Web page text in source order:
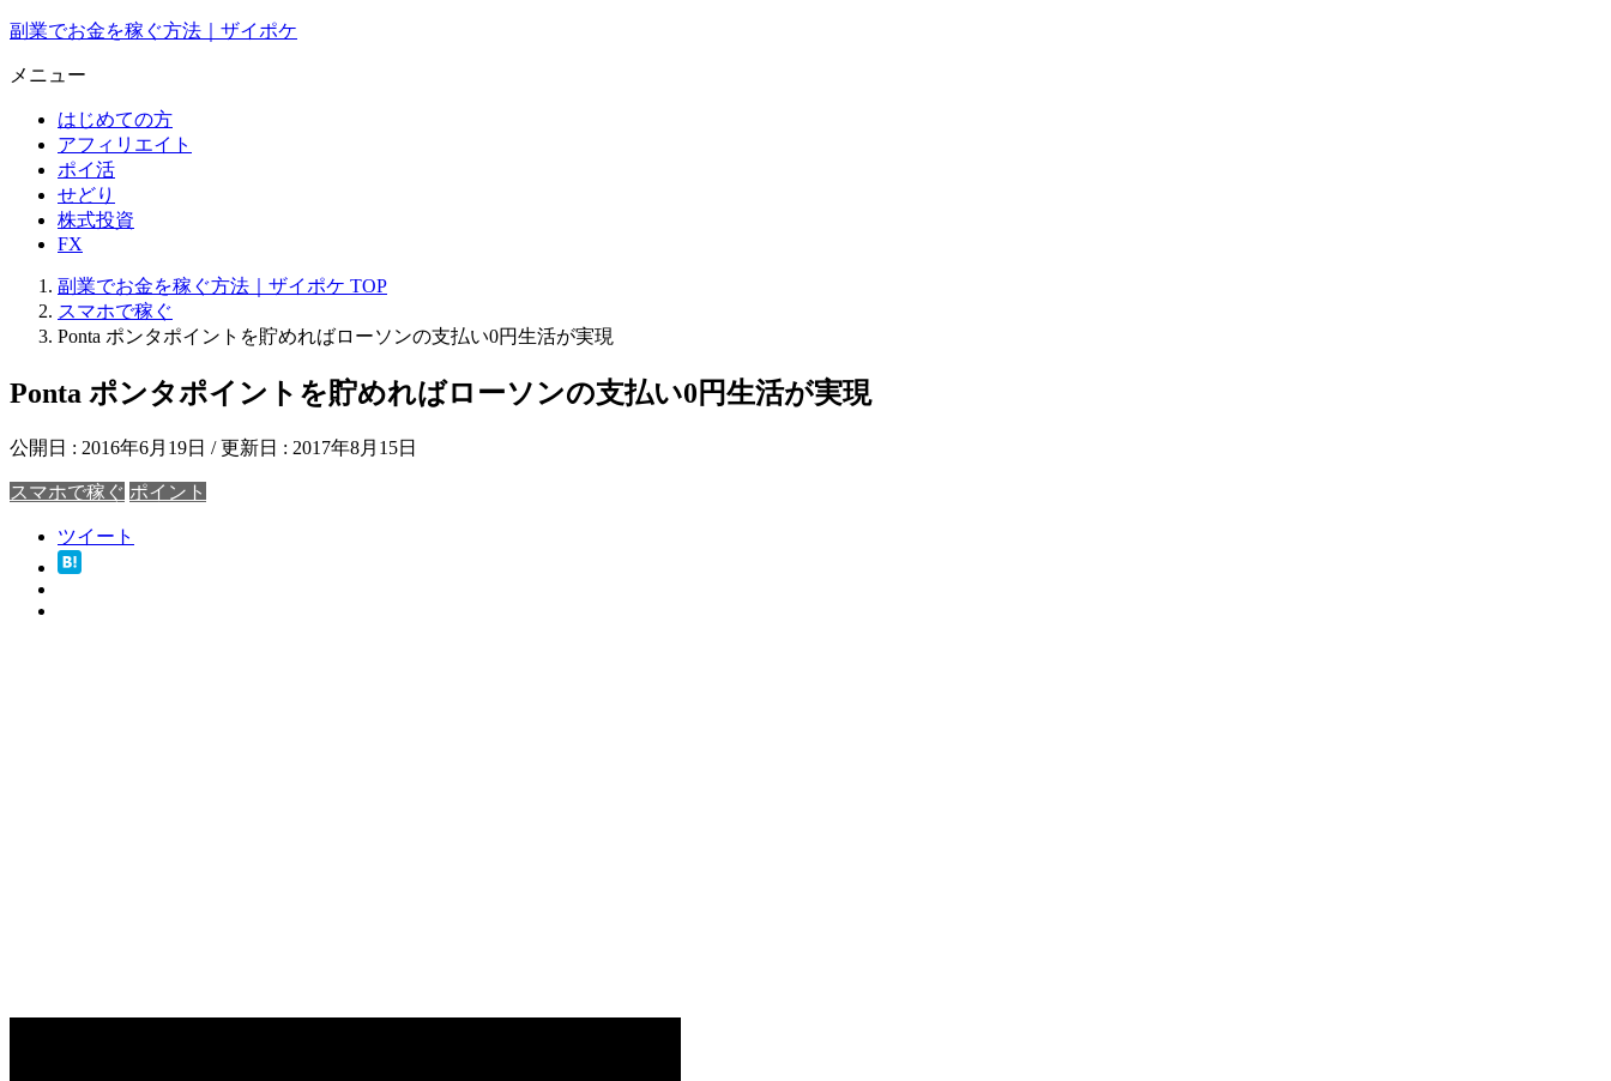
副業でお金を稼ぐ方法｜ザイポケ
メニュー
はじめての方
アフィリエイト
ポイ活
せどり
株式投資
FX
副業でお金を稼ぐ方法｜ザイポケ TOP
スマホで稼ぐ
Ponta ポンタポイントを貯めればローソンの支払い0円生活が実現
Ponta ポンタポイントを貯めればローソンの支払い0円生活が実現
公開日 : 2016年6月19日 / 更新日 : 2017年8月15日
スマホで稼ぐ ポイント
ツイート